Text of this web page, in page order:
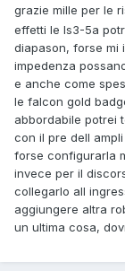
grazie mille per le
effetti le ls3-5a
diapason, forse mi
impedenza
e anche come
le falcon gold
abbordabile potrei
con il pre dell
forse configurarla
invece per il
collegarlo all
aggiungere altra
un ultima cosa,